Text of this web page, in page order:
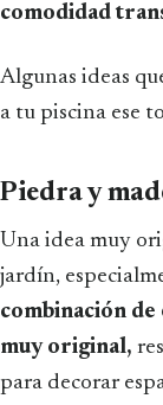
comodidad
Algunas ideas
a tu piscina ese
Piedra y
Una idea muy
jardín,
combinación de
muy original,
para decorar